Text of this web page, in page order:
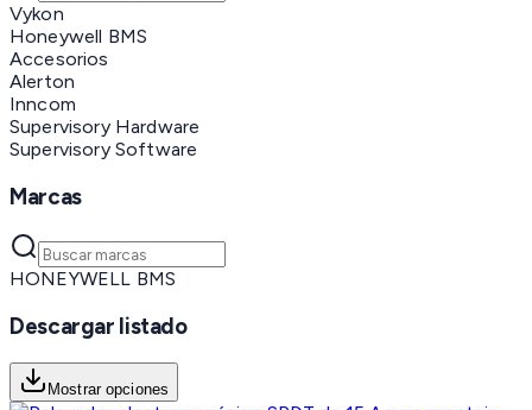
Vykon
Honeywell BMS
Accesorios
Alerton
Inncom
Supervisory Hardware
Supervisory Software
Marcas
HONEYWELL BMS
Descargar listado
Mostrar opciones